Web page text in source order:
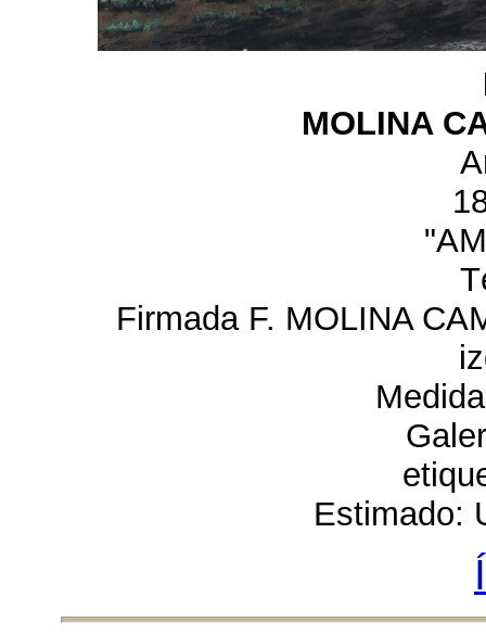
MOLINA
Firmada F. MOLINA
Estimado: